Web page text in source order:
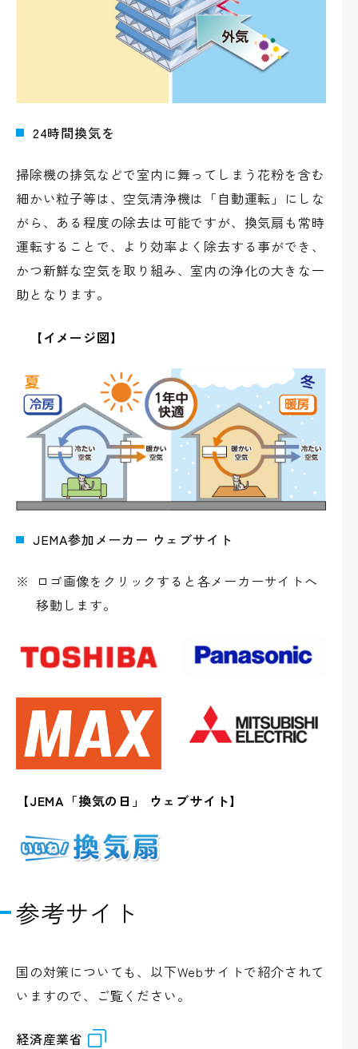
24時間換気を
掃除機の排気などで室内に舞ってしまう花粉を含む
細かい粒子等は、空気清浄機は「自動運転」にしな
がら、ある程度の除去は可能ですが、換気扇も常時
運転することで、より効率よく除去する事ができ、
かつ新鮮な空気を取り組み、室内の浄化の大きな一
助となります。
【イメージ図】
JEMA参加メーカー ウェブサイト
※
ロゴ画像をクリックすると各メーカーサイトへ
移動します。
【JEMA「換気の日」 ウェブサイト】
参考サイト
国の対策についても、以下Webサイトで紹介されて
いますので、ご覧ください。
経済産業省